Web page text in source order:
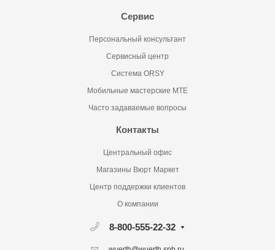
Сервис
Персональный консультант
Сервисный центр
Система ORSY
Мобильные мастерские MTE
Часто задаваемые вопросы
Контакты
Центральный офис
Магазины Вюрт Маркет
Центр поддержки клиентов
О компании
8-800-555-22-32